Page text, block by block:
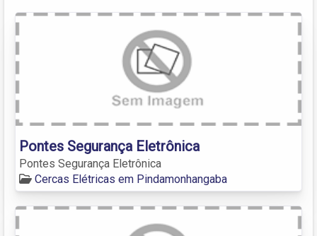
Pontes Segurança Eletrônica
Pontes Segurança Eletrônica
Cercas Elétricas em Pindamonhangaba